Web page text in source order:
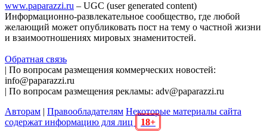
www.paparazzi.ru – UGC (user generated content)
Информационно-развлекательное сообщество, где любой
желающий может опубликовать пост на тему о частной жизни
и взаимоотношениях мировых знаменитостей.
Обратная связь
| По вопросам размещения коммерческих новостей:
info@paparazzi.ru
| По вопросам размещения рекламы: adv@paparazzi.ru
Авторам | Правообладателям Некоторые материалы сайта
содержат информацию для лиц
18+